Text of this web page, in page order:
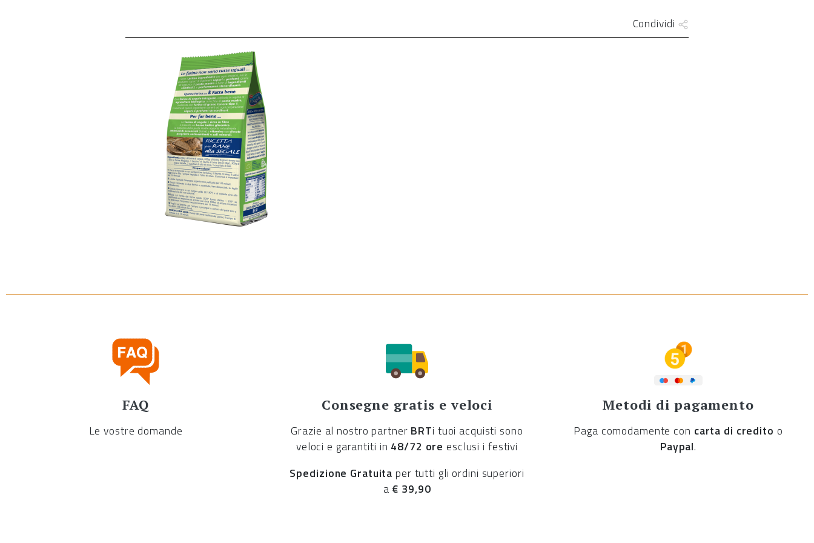
Condividi
FAQ
Le vostre domande
Consegne gratis e veloci
Grazie al nostro partner BRTi tuoi acquisti sono
veloci e garantiti in 48/72 ore esclusi i festivi
Spedizione Gratuita per tutti gli ordini superiori
a € 39,90
Metodi di pagamento
Paga comodamente con carta di credito o
Paypal.